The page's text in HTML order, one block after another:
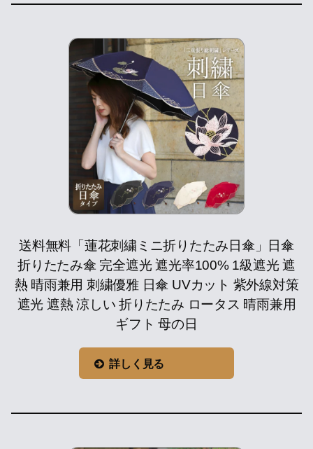
送料無料「蓮花刺繍ミニ折りたたみ日傘」日傘
折りたたみ傘 完全遮光 遮光率100% 1級遮光 遮
熱 晴雨兼用 刺繍優雅 日傘 UVカット 紫外線対策
遮光 遮熱 涼しい 折りたたみ ロータス 晴雨兼用
ギフト 母の日
詳しく見る